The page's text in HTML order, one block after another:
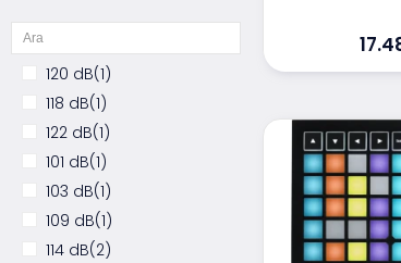
120 dB(1)
118 dB(1)
122 dB(1)
101 dB(1)
103 dB(1)
109 dB(1)
114 dB(2)